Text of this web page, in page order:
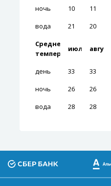
ночь
10 11
вода
21 20
Среднемесячные
температуры
июль август
день 33 33
ночь
26 26
вода
28 28